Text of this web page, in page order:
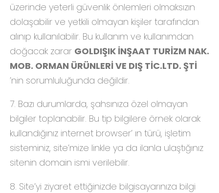
üzerinde yeterli güvenlik önlemleri olmaksızın
dolaşabilir ve yetkili olmayan kişiler tarafından
alınıp kullanılabilir. Bu kullanım ve kullanımdan
doğacak zarar GOLDIŞIK İNŞAAT TURİZM NAK.
MOB. ORMAN ÜRÜNLERİ VE DIŞ TİC.LTD. ŞTİ
’nin sorumluluğunda değildir.
7. Bazı durumlarda, şahsınıza özel olmayan
bilgiler toplanabilir. Bu tip bilgilere örnek olarak
kullandığınız internet browser’ ın türü, işletim
sisteminiz, site’mize linkle ya da ilanla ulaştığınız
sitenin domain ismi verilebilir.
8. Site’yi ziyaret ettiğinizde bilgisayarınıza bilgi